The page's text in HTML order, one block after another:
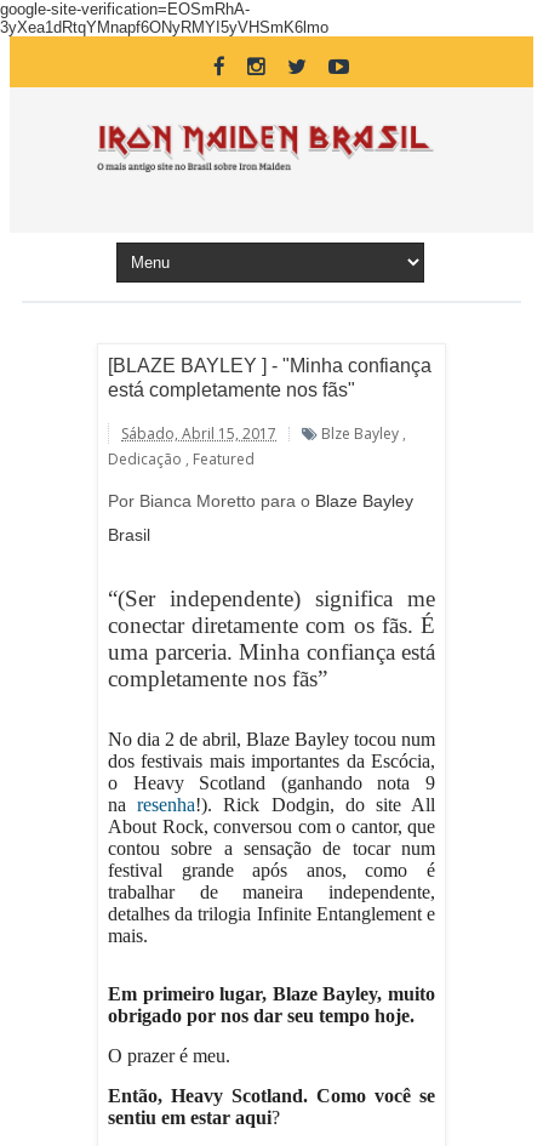
google-site-verification=EOSmRhA-
3yXea1dRtqYMnapf6ONyRMYI5yVHSmK6lmo
[BLAZE BAYLEY ] - "Minha confiança
está completamente nos fãs"
Sábado, Abril 15, 2017 Blze Bayley ,
Dedicação , Featured
Por Bianca Moretto para o Blaze Bayley
Brasil
“(Ser independente) significa me
conectar diretamente com os fãs. É
uma parceria. Minha confiança está
completamente nos fãs”
No dia 2 de abril, Blaze Bayley tocou num
dos festivais mais importantes da Escócia,
o Heavy Scotland (ganhando nota 9
naresenha!). Rick Dodgin, do site All
About Rock, conversou com o cantor, que
contou sobre a sensação de tocar num
festival grande após anos, como é
trabalhar de maneira independente,
detalhes da trilogia Infinite Entanglement e
mais.
Em primeiro lugar, Blaze Bayley, muito
obrigado por nos dar seu tempo hoje.
O prazer é meu.
Então, Heavy Scotland. Como você se
sentiu em estar aqui?